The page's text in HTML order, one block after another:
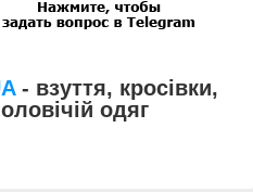
- взуття, кросівки,
одяг